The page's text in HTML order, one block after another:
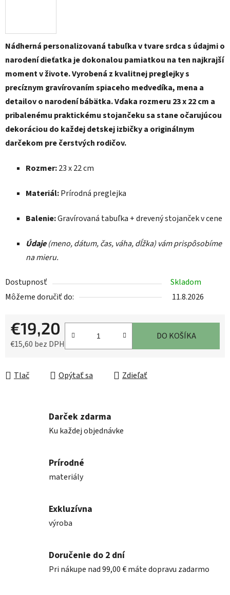
Nádherná personalizovaná tabuľka v tvare srdca s údajmi o
narodení dieťatka je dokonalou pamiatkou na ten najkrajší
moment v živote. Vyrobená z kvalitnej preglejky s
precíznym gravírovaním spiaceho medvedíka, mena a
detailov o narodení bábätka. Vďaka rozmeru 23 x 22 cm a
pribalenému praktickému stojančeku sa stane očarujúcou
dekoráciou do každej detskej izbičky a originálnym
darčekom pre čerstvých rodičov.
Rozmer:23 x 22 cm
Materiál:Prírodná preglejka
Balenie:Gravírovaná tabuľka + drevený stojanček v cene
Údaje(meno, dátum, čas, váha, dĺžka) vám prispôsobíme
na mieru.
Dostupnosť
Skladom
Môžeme doručiť do:
11.8.2026
€19,20
€15,60 bez DPH
DO KOŠÍKA
Tlač Opýtať sa Zdieľať
Darček zdarma
Ku každej objednávke
Prírodné
materiály
Exkluzívna
výroba
Doručenie do 2 dní
Pri nákupe nad 99,00 € máte dopravu zadarmo